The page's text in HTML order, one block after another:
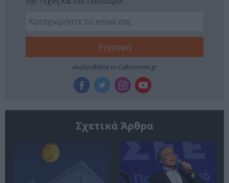
Ακολουθήστε το Culturenow.gr
Σχετικά Άρθρα